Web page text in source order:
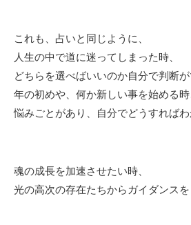
これも、占いと同じように、
人生の中で道に迷ってしまった時、
どちらを選べばいいのか自分で判断が
年の初めや、何か新しい事を始める時
悩みごとがあり、自分でどうすればわ
魂の成長を加速させたい時、
光の高次の存在たちからガイダンスを